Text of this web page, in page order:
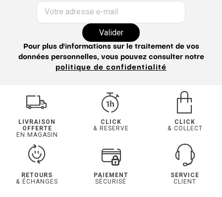
Votre adresse e-mail
Valider
Pour plus d'informations sur le traitement de vos
données personnelles, vous pouvez consulter notre
politique de confidentialité
LIVRAISON
OFFERTE
EN MAGASIN
CLICK
& RESERVE
CLICK
& COLLECT
RETOURS
& ÉCHANGES
PAIEMENT
SÉCURISÉ
SERVICE
CLIENT